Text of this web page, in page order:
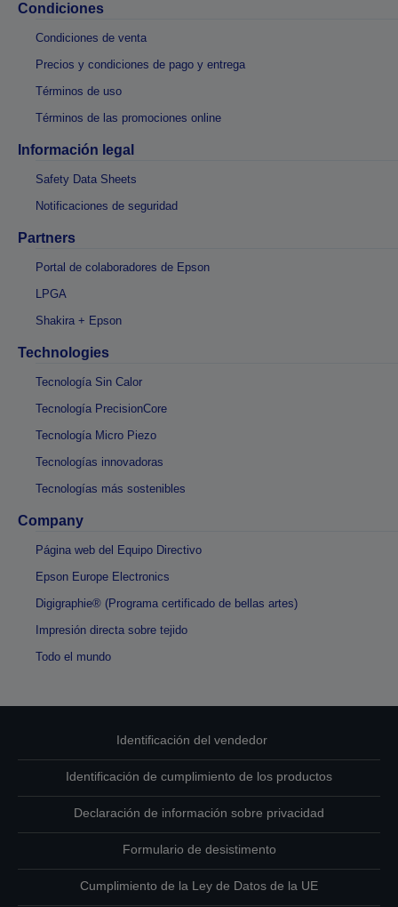
Condiciones
Condiciones de venta
Precios y condiciones de pago y entrega
Términos de uso
Términos de las promociones online
Información legal
Safety Data Sheets
Notificaciones de seguridad
Partners
Portal de colaboradores de Epson
LPGA
Shakira + Epson
Technologies
Tecnología Sin Calor
Tecnología PrecisionCore
Tecnología Micro Piezo
Tecnologías innovadoras
Tecnologías más sostenibles
Company
Página web del Equipo Directivo
Epson Europe Electronics
Digigraphie® (Programa certificado de bellas artes)
Impresión directa sobre tejido
Todo el mundo
Identificación del vendedor
Identificación de cumplimiento de los productos
Declaración de información sobre privacidad
Formulario de desistimento
Cumplimiento de la Ley de Datos de la UE